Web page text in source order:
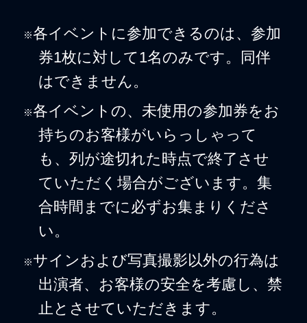
※各イベントに参加できるのは、参加
券1枚に対して1名のみです。同伴
はできません。
※各イベントの、未使用の参加券をお
持ちのお客様がいらっしゃって
も、列が途切れた時点で終了させ
ていただく場合がございます。集
合時間までに必ずお集まりくださ
い。
※サインおよび写真撮影以外の行為は
出演者、お客様の安全を考慮し、禁
止とさせていただきます。